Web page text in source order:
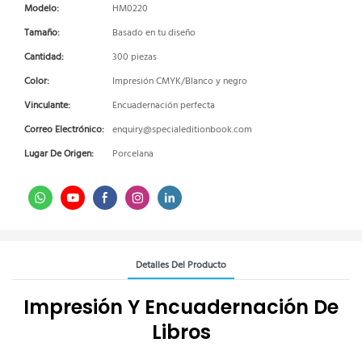
Modelo:
HM0220
Tamaño:
Basado en tu diseño
Cantidad:
300 piezas
Color:
Impresión CMYK/Blanco y negro
Vinculante:
Encuadernación perfecta
Correo Electrónico: enquiry@specialeditionbook.com
Lugar De Origen:
Porcelana
Detalles Del Producto
Impresión Y Encuadernación De
Libros